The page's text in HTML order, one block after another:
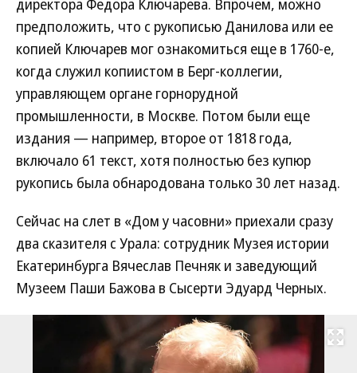
директора Федора Ключарева. Впрочем, можно
предположить, что с рукописью Данилова или ее
копией Ключарев мог ознакомиться еще в 1760-е,
когда служил копиистом в Берг-коллегии,
управляющем органе горнорудной
промышленности, в Москве. Потом были еще
издания — например, второе от 1818 года,
включало 61 текст, хотя полностью без купюр
рукопись была обнародована только 30 лет назад.
Сейчас на слет в «Дом у часовни» приехали сразу
два сказителя с Урала: сотрудник Музея истории
Екатеринбурга Вячеслав Печняк и заведующий
Музеем Паши Бажова в Сысерти Эдуард Черных.
Развернуть